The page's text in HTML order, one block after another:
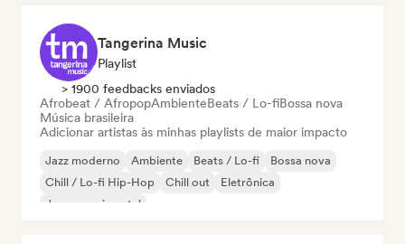
Tangerina Music
Playlist
> 1900 feedbacks enviados
Afrobeat / AfropopAmbienteBeats / Lo-fiBossa nova
Música brasileira
Adicionar artistas às minhas playlists de maior impacto
Jazz moderno Ambiente Beats / Lo-fi
Bossa nova
Chill / Lo-fi Hip-Hop
Chill out
Eletrônica
Jazz experimental